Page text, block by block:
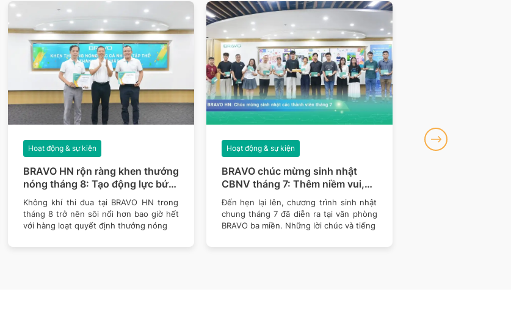
BRAVO HN rộn ràng khen thưởng
nóng tháng 8: Tạo động lực bứt
phá mục tiêu năm 2026
Hoạt động & sự kiện
Không khí thi đua tại BRAVO HN trong
tháng 8 trở nên sôi nổi hơn bao giờ hết
với hàng loạt quyết định thưởng nóng
BRAVO chúc mừng sinh nhật
CBNV tháng 7: Thêm niềm vui,
thêm gắn kết
Hoạt động & sự kiện
Đến hẹn lại lên, chương trình sinh nhật
chung tháng 7 đã diễn ra tại văn phòng
BRAVO ba miền. Những lời chúc và tiếng
Hoạt động & sự kiện